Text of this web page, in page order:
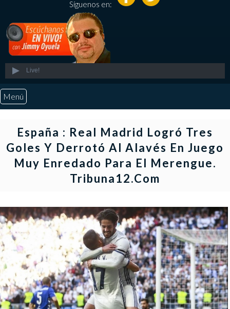
Síguenos en:
Live!
Menú
Noticias
Otros Deportes
Risaralda
España : Real Madrid Logró Tres
Goles Y Derrotó Al Alavés En Juego
Muy Enredado Para El Merengue.
Tribuna12.com